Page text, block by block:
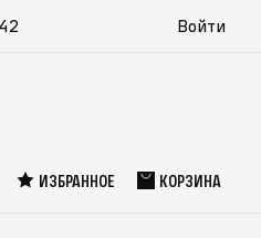
Войти
ИЗБРАННОЕ КОРЗИНА